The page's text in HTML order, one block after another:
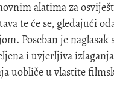
alatima za
te će se, gledajući
Poseban je naglasak
i uvjerljiva
uobliče u vlastite